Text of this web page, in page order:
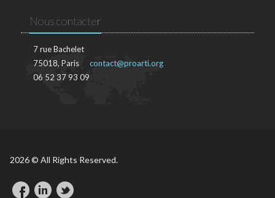
Nous contacter
7 rue Bachelet
75018, Paris
06 52 37 93 09
contact@proarti.org
2026 © All Rights Reserved.